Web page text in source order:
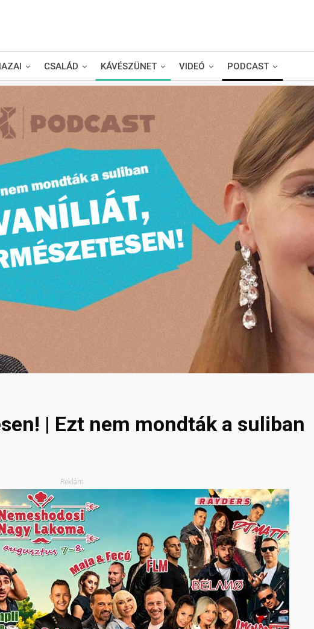
CSALÁD KÁVÉSZÜNET VIDEÓ PODCAST
| Ezt nem mondták a suliban
Reklám